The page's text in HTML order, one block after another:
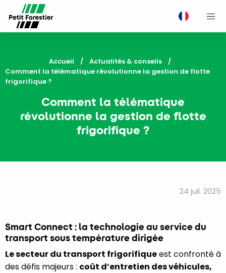
Accueil
Actualités & conseils
Current:
Comment la télématique révolutionne la gestion de flotte
frigorifique ?
Comment la télématique
révolutionne la gestion de flotte
frigorifique ?
24 juil. 2025
Smart Connect : la technologie au service du
transport sous température dirigée
Le secteur du transport frigorifiqueest confronté à
des défis majeurs : coût d’entretien des véhicules,